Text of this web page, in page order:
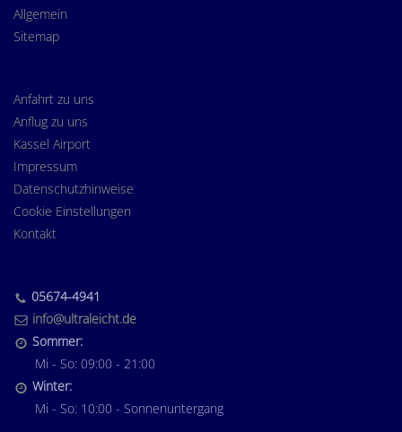
Allgemein
Sitemap
Anfahrt zu uns
Anflug zu uns
Kassel Airport
Impressum
Datenschutzhinweise
Cookie Einstellungen
Kontakt
05674-4941
info@ultraleicht.de
Sommer:
Mi - So: 09:00 - 21:00
Winter:
Mi - So: 10:00 - Sonnenuntergang